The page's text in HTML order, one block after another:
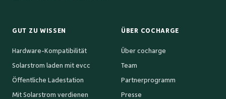
GUT ZU WISSEN
Hardware-Kompatibilität
Solarstrom laden mit evcc
Öffentliche Ladestation
Mit Solarstrom verdienen
ÜBER COCHARGE
Über cocharge
Team
Partnerprogramm
Presse